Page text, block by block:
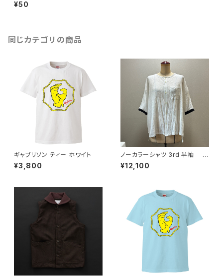
¥50
同じカテゴリの商品
ギャブリソン ティー ホワイト
¥3,800
ノーカラーシャツ 3rd 半袖 白
×黒
¥12,100